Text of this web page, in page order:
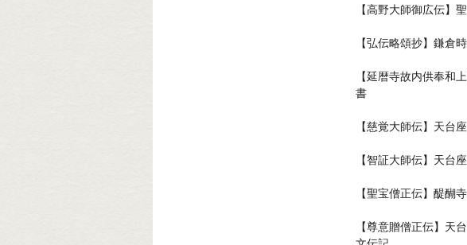
【高野大師御広伝】
【弘伝略頌抄】鎌倉
【延暦寺故内供奉和
書
【慈覚大師伝】天台
【智証大師伝】天台
【聖宝僧正伝】醍醐
【尊意贈僧正伝】天